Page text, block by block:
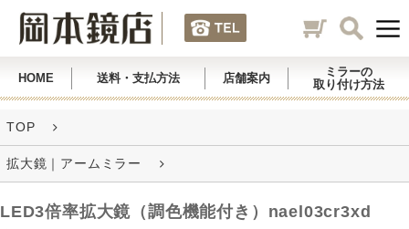
HOME 送料・支払方法 店舗案内
ミラーの
取り付け方法
TOP
拡大鏡｜アームミラー
LED3倍率拡大鏡（調色機能付き）nael03cr3xd